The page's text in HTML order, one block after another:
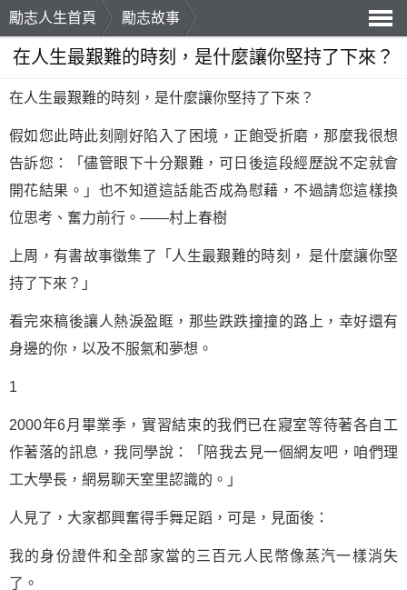
勵志人生首頁
勵志故事
導
在人生最艱難的時刻，是什麼讓你堅持了下來？
在人生最艱難的時刻，是什麼讓你堅持了下來？
假如您此時此刻剛好陷入了困境，正飽受折磨，那麼我很想
告訴您：「儘管眼下十分艱難，可日後這段經歷說不定就會
開花結果。」也不知道這話能否成為慰藉，不過請您這樣換
位思考、奮力前行。——村上春樹
上周，有書故事徵集了「人生最艱難的時刻， 是什麼讓你堅
持了下來？」
看完來稿後讓人熱淚盈眶，那些跌跌撞撞的路上，幸好還有
身邊的你，以及不服氣和夢想 。
1
2000年6月畢業季，實習結束的我們已在寢室等待著各自工
作著落的訊息，我同學說：「陪我去見一個網友吧，咱們理
工大學長，網易聊天室里認識的。」
人見了，大家都興奮得手舞足蹈，可是，見面後：
我的身份證件和全部家當的三百元人民幣像蒸汽一樣消失
了。